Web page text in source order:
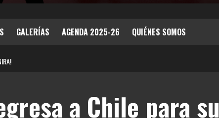
GALERÍAS AGENDA 2025-26 QUIÉNES SOMOS
a Chile para su